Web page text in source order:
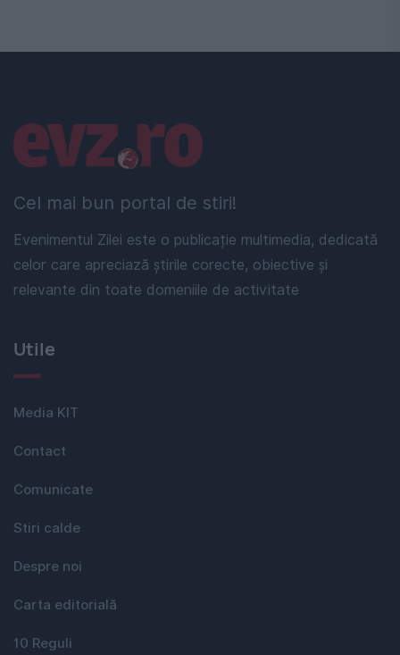
Cel mai bun portal de stiri!
Evenimentul Zilei este o publicație multimedia, dedicată
celor care apreciază știrile corecte, obiective și
relevante din toate domeniile de activitate
Linkuri utile
Utile
Media KIT
Contact
Comunicate
Stiri calde
Despre noi
Carta editorială
10 Reguli